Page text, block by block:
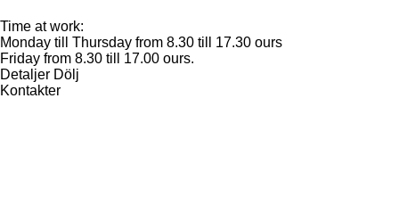
Time at work:
Monday till Thursday from 8.30 till 17.30 ours
Friday from 8.30 till 17.00 ours.
Detaljer Dölj
Kontakter